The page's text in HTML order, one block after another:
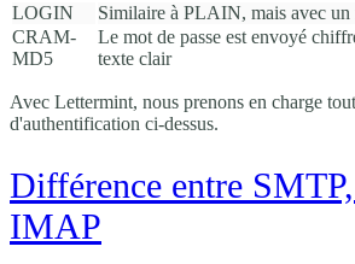
LOGIN
Similaire à PLAIN, mais avec
CRAM-
MD5
Le mot de passe est envoyé
texte clair
Avec Lettermint, nous prenons en charge
d'authentification ci-dessus.
Différence entre
IMAP